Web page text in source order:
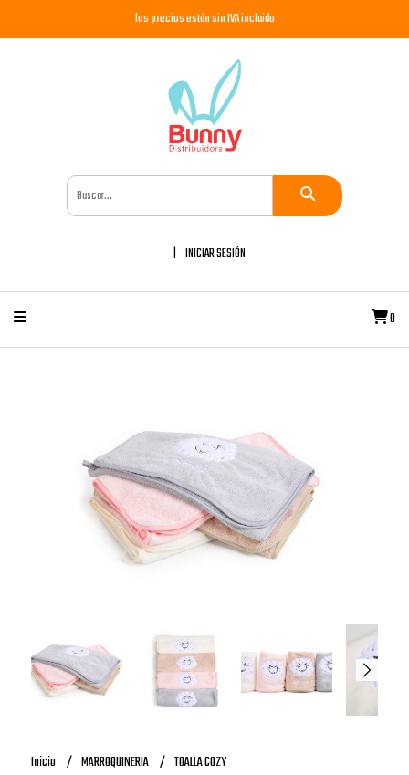
los precios están sin IVA incluido
INICIAR SESIÓN
0
Inicio MARROQUINERIA TOALLA COZY